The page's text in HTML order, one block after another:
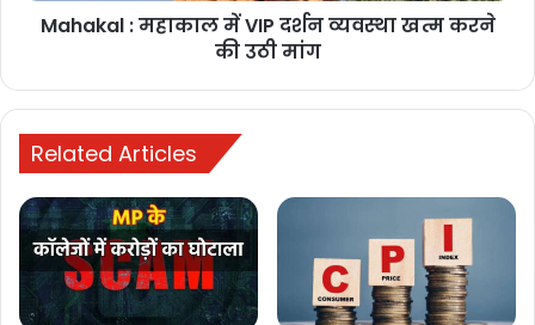
टकराव जारी, कई अहम विधेयकों पर रहेगी
रानी दमयंती की नगरी दमोह में असाटी समाज
का 11वाँ अखिल भारतीय प्रतिभा सम्मान
आयोजन में छत्तीसगढ़ समेत देश के कोने –
कोने से पहुँचे सामाजिक बन्धु। पत्रकार सतीश
गुप्ता भी हुए सम्मानित ।
1 week ago
Mahakal : महाकाल में VIP दर्शन व्यवस्था खत्म करने
की उठी मांग
Related Articles